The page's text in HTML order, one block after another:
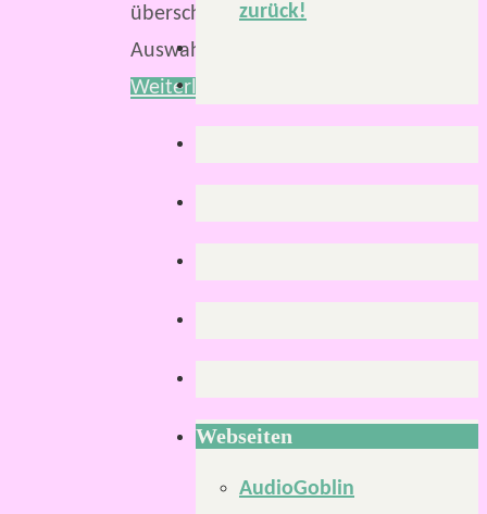
überschaubare
Auswahl.
Weiterlesen
zurück!
Webseiten
AudioGoblin